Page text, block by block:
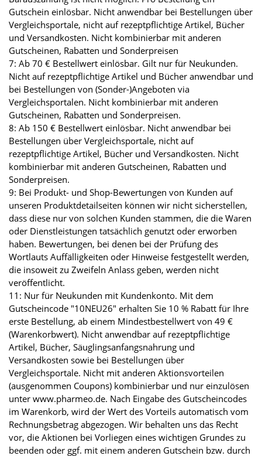
Gutschein einlösbar. Nicht anwendbar bei Bestellungen über
Vergleichsportale, nicht auf rezeptpflichtige Artikel, Bücher
und Versandkosten. Nicht kombinierbar mit anderen
Gutscheinen, Rabatten und Sonderpreisen
7: Ab 70 € Bestellwert einlösbar. Gilt nur für Neukunden.
Nicht auf rezeptpflichtige Artikel und Bücher anwendbar und
bei Bestellungen von (Sonder-)Angeboten via
Vergleichsportalen. Nicht kombinierbar mit anderen
Gutscheinen, Rabatten und Sonderpreisen.
8: Ab 150 € Bestellwert einlösbar. Nicht anwendbar bei
Bestellungen über Vergleichsportale, nicht auf
rezeptpflichtige Artikel, Bücher und Versandkosten. Nicht
kombinierbar mit anderen Gutscheinen, Rabatten und
Sonderpreisen.
9: Bei Produkt- und Shop-Bewertungen von Kunden auf
unseren Produktdetailseiten können wir nicht sicherstellen,
dass diese nur von solchen Kunden stammen, die die Waren
oder Dienstleistungen tatsächlich genutzt oder erworben
haben. Bewertungen, bei denen bei der Prüfung des
Wortlauts Auffälligkeiten oder Hinweise festgestellt werden,
die insoweit zu Zweifeln Anlass geben, werden nicht
veröffentlicht.
11: Nur für Neukunden mit Kundenkonto. Mit dem
Gutscheincode "10NEU26" erhalten Sie 10 % Rabatt für Ihre
erste Bestellung, ab einem Mindestbestellwert von 49 €
(Warenkorbwert). Nicht anwendbar auf rezeptpflichtige
Artikel, Bücher, Säuglingsanfangsnahrung und
Versandkosten sowie bei Bestellungen über
Vergleichsportale. Nicht mit anderen Aktionsvorteilen
(ausgenommen Coupons) kombinierbar und nur einzulösen
unter www.pharmeo.de. Nach Eingabe des Gutscheincodes
im Warenkorb, wird der Wert des Vorteils automatisch vom
Rechnungsbetrag abgezogen. Wir behalten uns das Recht
vor, die Aktionen bei Vorliegen eines wichtigen Grundes zu
beenden oder ggf. mit einem anderen Gutschein bzw. durch